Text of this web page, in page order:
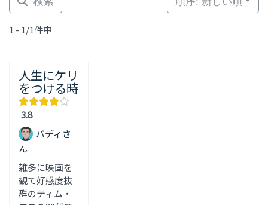
1 - 1/1件中
人生にケリ
をつける時
3.8
バディさ
ん
雑多に映画を
観て好感度抜
群のティム・